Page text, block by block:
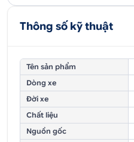
Thông số kỹ thuật
Tên sản phẩm
Dòng xe
Đời xe
Chất liệu
Nguồn gốc